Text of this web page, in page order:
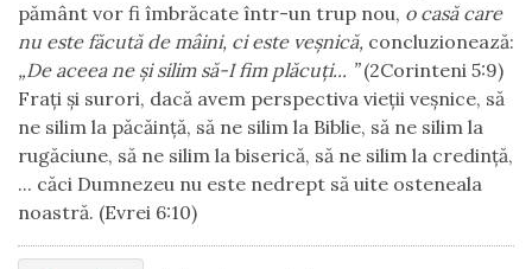
pământ vor fi îmbrăcate într-un trup nou, o casă care
nu este făcută de mâini, ci este veșnică, concluzionează:
„De aceea ne și silim să-I fim plăcuți... ”(2Corinteni 5:9)
Frați și surori, dacă avem perspectiva vieții veșnice, să
ne silim la păcăință, să ne silim la Biblie, să ne silim la
rugăciune, să ne silim la biserică, să ne silim la credință,
... căci Dumnezeu nu este nedrept să uite osteneala
noastră. (Evrei 6:10)